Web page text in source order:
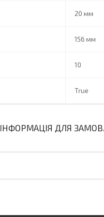
20 мм
156 мм
10
True
ІНФОРМАЦІЯ ДЛЯ